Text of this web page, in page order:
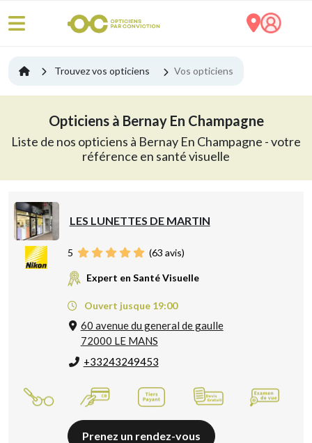
Trouvez vos opticiens Vos opticiens
Opticiens à Bernay En Champagne
Liste de nos opticiens à Bernay En Champagne - votre
référence en santé visuelle
LES LUNETTES DE MARTIN
5 (63 avis)
Expert en Santé Visuelle
Ouvert jusque 19:00
60 avenue du general de gaulle
72000 LE MANS
+33243249453
Prenez un rendez-vous